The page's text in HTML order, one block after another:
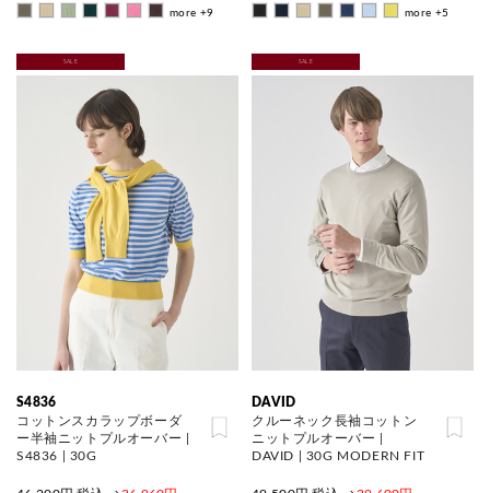
more +9 more +5
SALE
S4836
コットンスカラップボーダ
ー半袖ニットプルオーバー |
S4836 | 30G
SALE
DAVID
クルーネック長袖コットン
ニットプルオーバー |
DAVID | 30G MODERN FIT